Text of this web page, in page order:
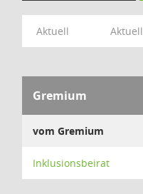
Aktuell Aktuell
Gremium
vom Gremium
Inklusionsbeirat